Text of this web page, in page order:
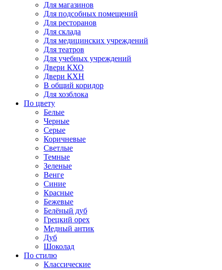
Для магазинов
Для подсобных помещений
Для ресторанов
Для склада
Для медицинских учреждений
Для театров
Для учебных учреждений
Двери КХО
Двери КХН
В общий коридор
Для хозблока
По цвету
Белые
Черные
Серые
Коричневые
Светлые
Темные
Зеленые
Венге
Синие
Красные
Бежевые
Белёный дуб
Грецкий орех
Медный антик
Дуб
Шоколад
По стилю
Классические